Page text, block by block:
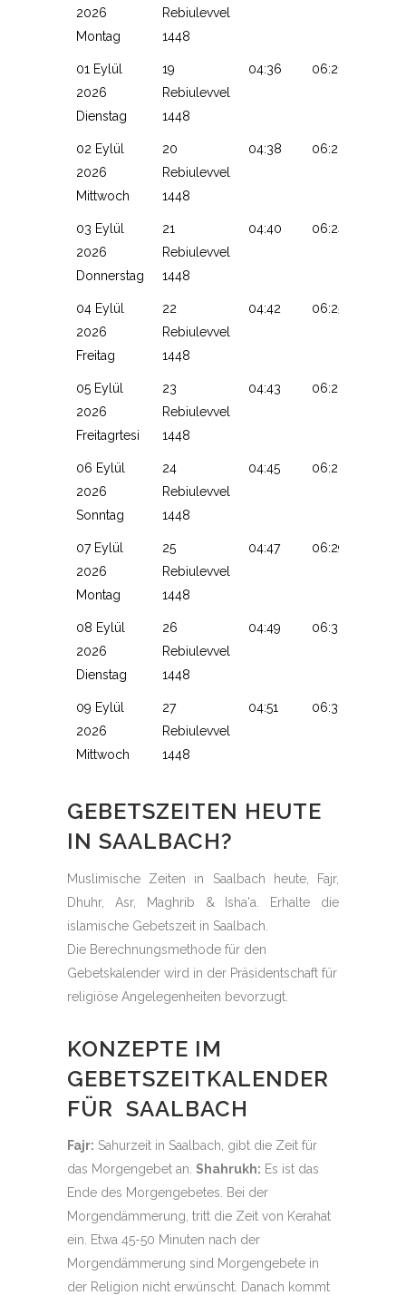
2026
Montag
Rebiulevvel
1448
01 Eylül
2026
Dienstag
19
Rebiulevvel
1448
04:36 06:21
02 Eylül
2026
Mittwoch
20
Rebiulevvel
1448
04:38 06:22
03 Eylül
2026
Donnerstag
21
Rebiulevvel
1448
04:40 06:24
04 Eylül
2026
Freitag
22
Rebiulevvel
1448
04:42 06:25
05 Eylül
2026
Freitagrtesi
23
Rebiulevvel
1448
04:43 06:26
06 Eylül
2026
Sonntag
24
Rebiulevvel
1448
04:45 06:28
07 Eylül
2026
Montag
25
Rebiulevvel
1448
04:47 06:29
08 Eylül
2026
Dienstag
26
Rebiulevvel
1448
04:49 06:30
09 Eylül
2026
Mittwoch
27
Rebiulevvel
1448
04:51 06:31
GEBETSZEITEN HEUTE
IN SAALBACH?
Muslimische Zeiten in Saalbach heute, Fajr,
Dhuhr, Asr, Maghrib & Isha'a. Erhalte die
islamische Gebetszeit in Saalbach.
Die Berechnungsmethode für den
Gebetskalender wird in der Präsidentschaft für
religiöse Angelegenheiten bevorzugt.
KONZEPTE IM
GEBETSZEITKALENDER
FÜR SAALBACH
Fajr: Sahurzeit in Saalbach, gibt die Zeit für
das Morgengebet an. Shahrukh: Es ist das
Ende des Morgengebetes. Bei der
Morgendämmerung, tritt die Zeit von Kerahat
ein. Etwa 45-50 Minuten nach der
Morgendämmerung sind Morgengebete in
der Religion nicht erwünscht. Danach kommt